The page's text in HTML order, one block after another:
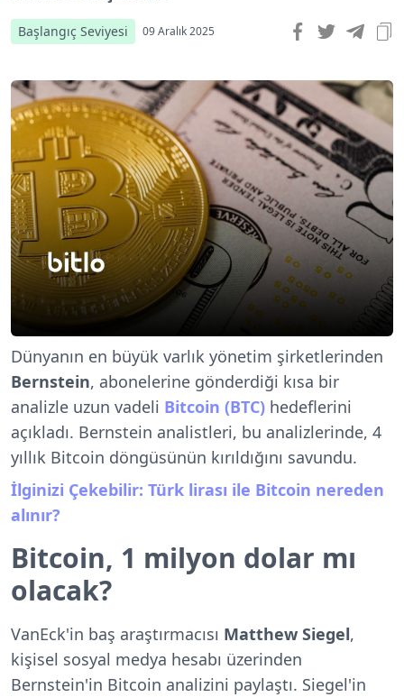
Başlangıç Seviyesi 09 Aralık 2025
Dünyanın en büyük varlık yönetim şirketlerinden
Bernstein, abonelerine gönderdiği kısa bir
analizle uzun vadeli Bitcoin (BTC) hedeflerini
açıkladı. Bernstein analistleri, bu analizlerinde, 4
yıllık Bitcoin döngüsünün kırıldığını savundu.
İlginizi Çekebilir: Türk lirası ile Bitcoin nereden
alınır?
Bitcoin, 1 milyon dolar mı
olacak?
VanEck'in baş araştırmacısı Matthew Siegel,
kişisel sosyal medya hesabı üzerinden
Bernstein'in Bitcoin analizini paylaştı. Siegel'in